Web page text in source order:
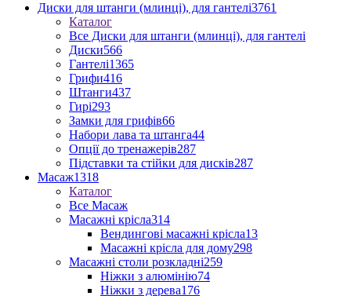
Диски для штанги (млинці), для гантелі3761
Каталог
Все Диски для штанги (млинці), для гантелі
Диски566
Гантелі1365
Грифи416
Штанги437
Гирі293
Замки для грифів66
Набори лава та штанга44
Опції до тренажерів287
Підставки та стійки для дисків287
Масаж1318
Каталог
Все Масаж
Масажні крісла314
Вендингові масажні крісла13
Масажні крісла для дому298
Масажні столи розкладні259
Ніжки з алюмінію74
Ніжки з дерева176